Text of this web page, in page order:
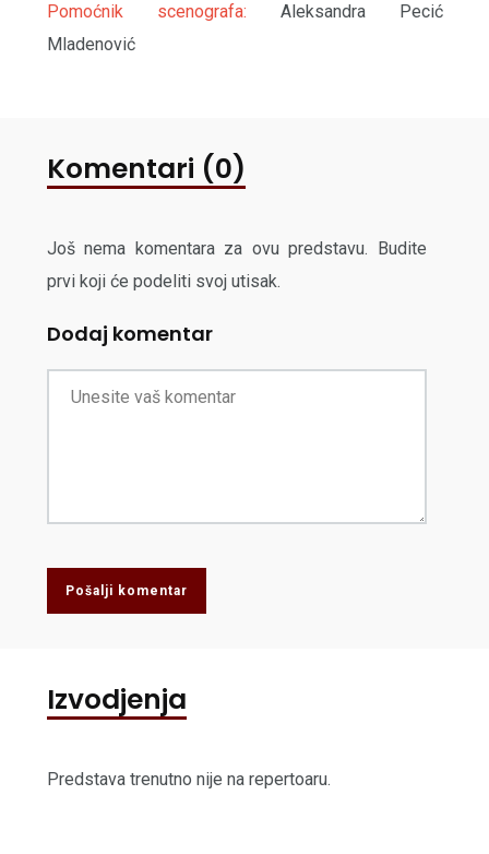
Pomoćnik scenografa: Aleksandra Pecić
Mladenović
Komentari (0)
Još nema komentara za ovu predstavu. Budite
prvi koji će podeliti svoj utisak.
Dodaj komentar
Pošalji komentar
Izvodjenja
Predstava trenutno nije na repertoaru.